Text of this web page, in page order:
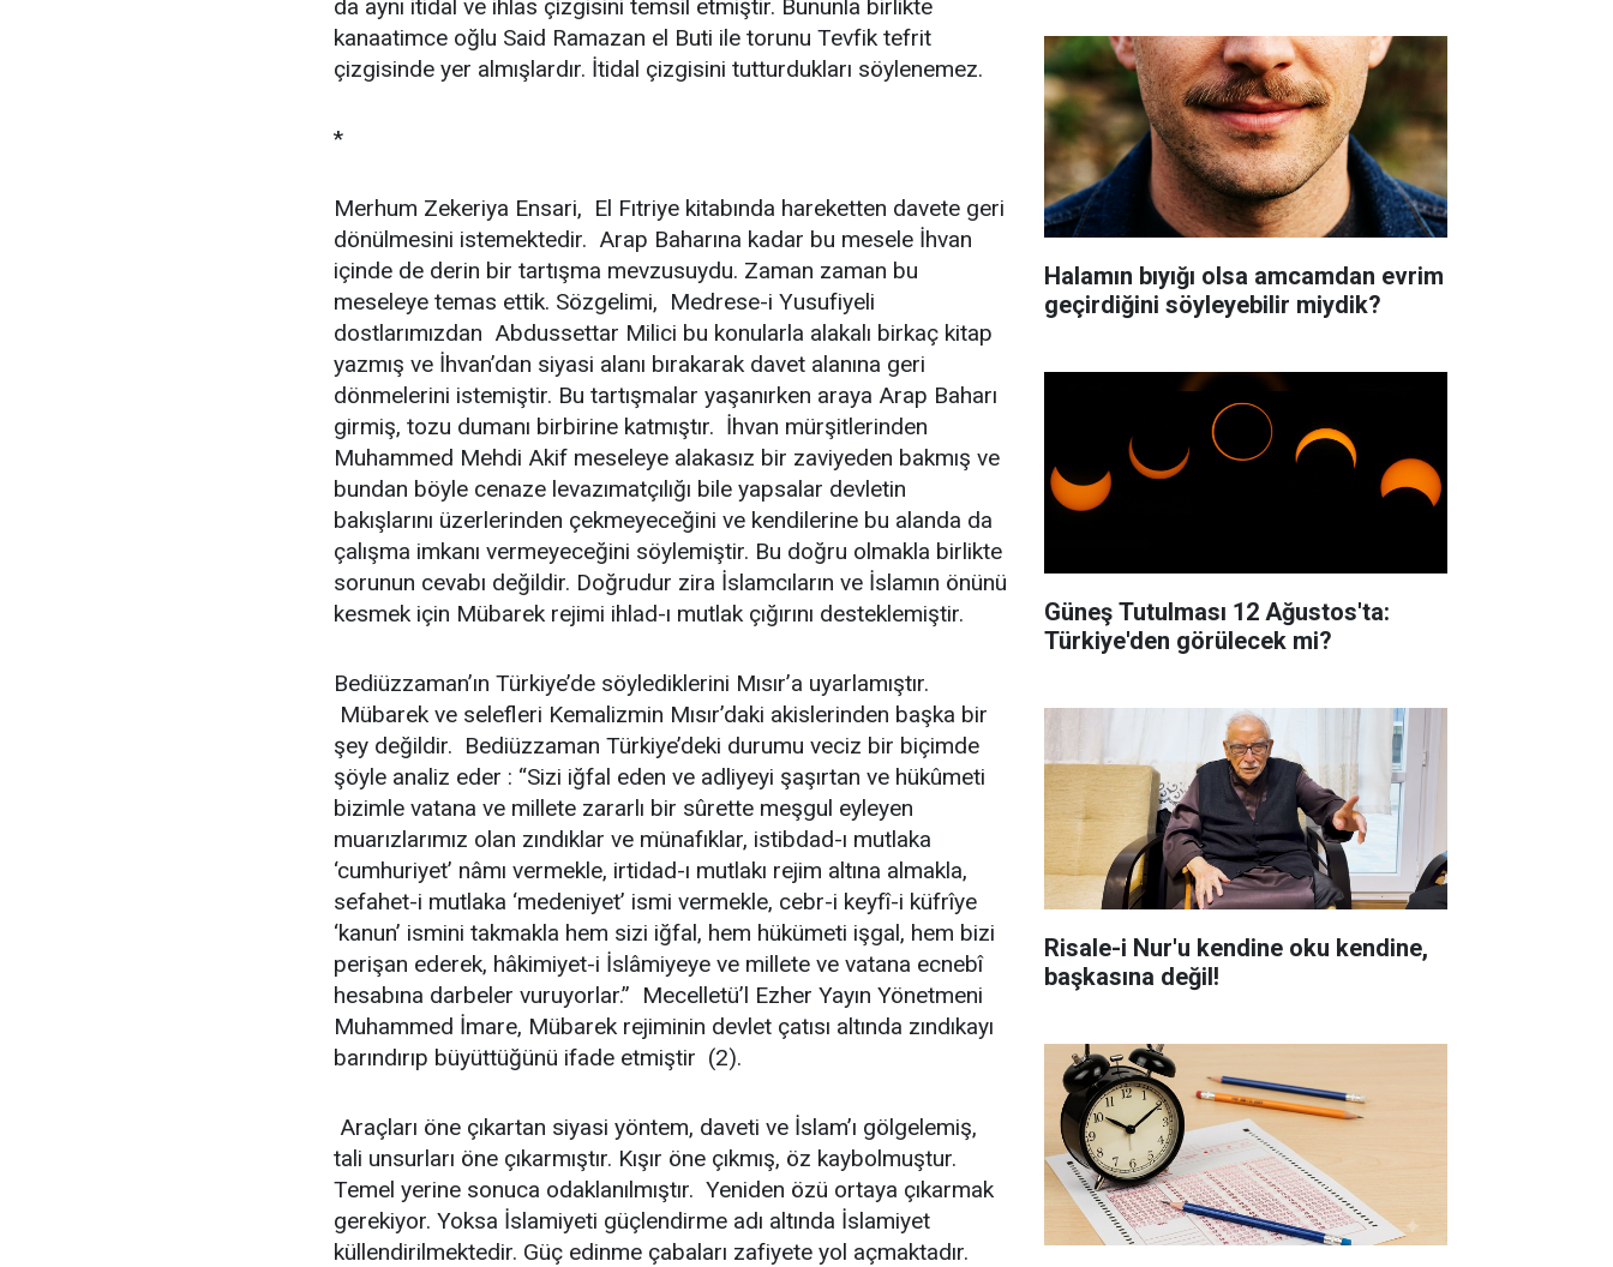
da aynı itidal ve ihlas çizgisini temsil etmiştir. Bununla birlikte
kanaatimce oğlu Said Ramazan el Buti ile torunu Tevfik tefrit
çizgisinde yer almışlardır. İtidal çizgisini tutturdukları söylenemez.
*
Merhum Zekeriya Ensari, El Fıtriye kitabında hareketten davete geri
dönülmesini istemektedir. Arap Baharına kadar bu mesele İhvan
içinde de derin bir tartışma mevzusuydu. Zaman zaman bu
meseleye temas ettik. Sözgelimi, Medrese-i Yusufiyeli
dostlarımızdan Abdussettar Milici bu konularla alakalı birkaç kitap
yazmış ve İhvan’dan siyasi alanı bırakarak davet alanına geri
dönmelerini istemiştir. Bu tartışmalar yaşanırken araya Arap Baharı
girmiş, tozu dumanı birbirine katmıştır. İhvan mürşitlerinden
Muhammed Mehdi Akif meseleye alakasız bir zaviyeden bakmış ve
bundan böyle cenaze levazımatçılığı bile yapsalar devletin
bakışlarını üzerlerinden çekmeyeceğini ve kendilerine bu alanda da
çalışma imkanı vermeyeceğini söylemiştir. Bu doğru olmakla birlikte
sorunun cevabı değildir. Doğrudur zira İslamcıların ve İslamın önünü
kesmek için Mübarek rejimi ihlad-ı mutlak çığırını desteklemiştir.
Bediüzzaman’ın Türkiye’de söylediklerini Mısır’a uyarlamıştır.
Mübarek ve selefleri Kemalizmin Mısır’daki akislerinden başka bir
şey değildir. Bediüzzaman Türkiye’deki durumu veciz bir biçimde
şöyle analiz eder : “Sizi iğfal eden ve adliyeyi şaşırtan ve hükûmeti
bizimle vatana ve millete zararlı bir sûrette meşgul eyleyen
muarızlarımız olan zındıklar ve münafıklar, istibdad-ı mutlaka
‘cumhuriyet’ nâmı vermekle, irtidad-ı mutlakı rejim altına almakla,
sefahet-i mutlaka ‘medeniyet’ ismi vermekle, cebr-i keyfî-i küfrîye
‘kanun’ ismini takmakla hem sizi iğfal, hem hükümeti işgal, hem bizi
perişan ederek, hâkimiyet-i İslâmiyeye ve millete ve vatana ecnebî
hesabına darbeler vuruyorlar.” Mecelletü’l Ezher Yayın Yönetmeni
Muhammed İmare, Mübarek rejiminin devlet çatısı altında zındıkayı
barındırıp büyüttüğünü ifade etmiştir (2).
Araçları öne çıkartan siyasi yöntem, daveti ve İslam’ı gölgelemiş,
tali unsurları öne çıkarmıştır. Kışır öne çıkmış, öz kaybolmuştur.
Temel yerine sonuca odaklanılmıştır. Yeniden özü ortaya çıkarmak
gerekiyor. Yoksa İslamiyeti güçlendirme adı altında İslamiyet
küllendirilmektedir. Güç edinme çabaları zafiyete yol açmaktadır.
Halamın bıyığı olsa amcamdan evrim
geçirdiğini söyleyebilir miydik?
Güneş Tutulması 12 Ağustos'ta:
Türkiye'den görülecek mi?
Risale-i Nur'u kendine oku kendine,
başkasına değil!